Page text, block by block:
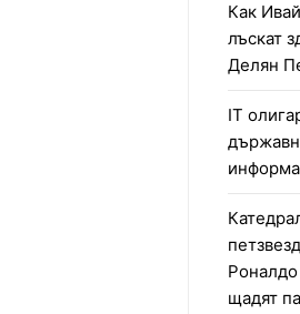
Как
лъскат
Делян
IT
щадят